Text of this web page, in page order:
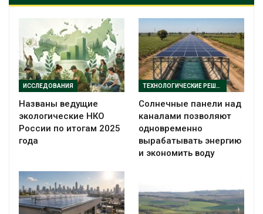
ИССЛЕДОВАНИЯ
Названы ведущие
экологические НКО
России по итогам 2025
года
ТЕХНОЛОГИЧЕСКИЕ РЕШЕНИЯ
Солнечные панели над
каналами позволяют
одновременно
вырабатывать энергию
и экономить воду